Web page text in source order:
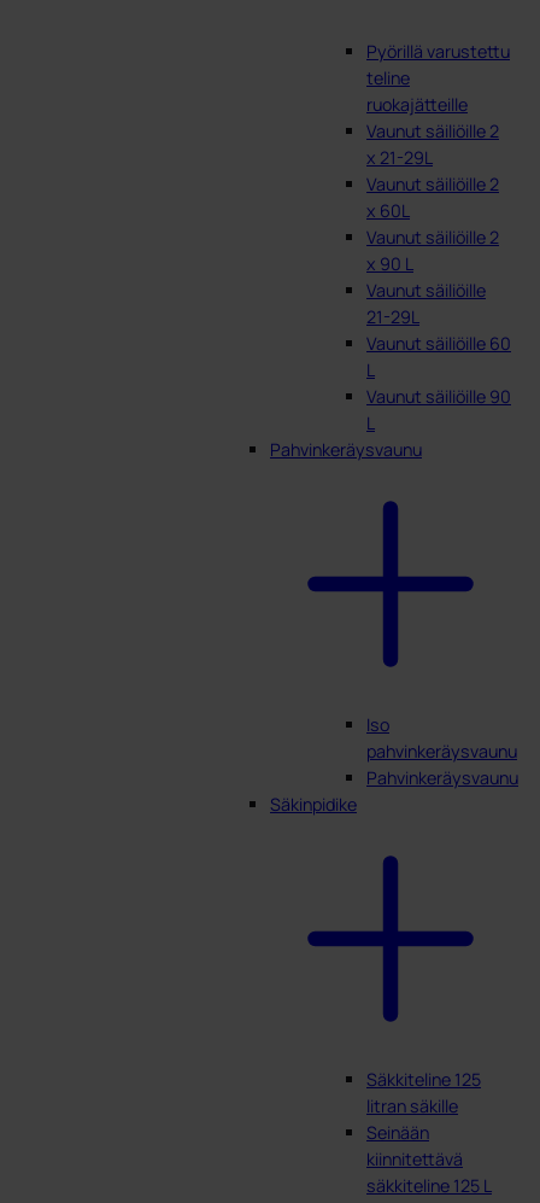
Pyörillä varustettu
teline
ruokajätteille
Vaunut säiliöille 2
x 21-29L
Vaunut säiliöille 2
x 60L
Vaunut säiliöille 2
x 90 L
Vaunut säiliöille
21-29L
Vaunut säiliöille 60
L
Vaunut säiliöille 90
L
Pahvinkeräysvaunu
Iso
pahvinkeräysvaunu
Pahvinkeräysvaunu
Säkinpidike
Säkkiteline 125
litran säkille
Seinään
kiinnitettävä
säkkiteline 125 L